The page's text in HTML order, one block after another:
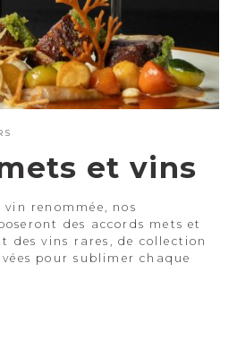
et vins
renommée, nos
des accords mets et
des vins rares, de collection
pour sublimer chaque